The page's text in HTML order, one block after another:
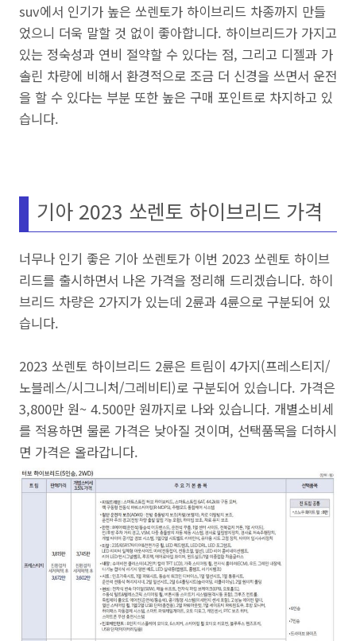
suv에서 인기가 높은 쏘렌토가 하이브리드 차종까지 만들
었으니 더욱 말할 것 없이 좋아합니다. 하이브리드가 가지고
있는 정숙성과 연비 절약할 수 있다는 점, 그리고 디젤과 가
솔린 차량에 비해서 환경적으로 조금 더 신경을 쓰면서 운전
을 할 수 있다는 부분 또한 높은 구매 포인트로 차지하고 있
습니다.
기아 2023 쏘렌토 하이브리드 가격
너무나 인기 좋은 기아 쏘렌토가 이번 2023 쏘렌토 하이브
리드를 출시하면서 나온 가격을 정리해 드리겠습니다. 하이
브리드 차량은 2가지가 있는데 2륜과 4륜으로 구분되어 있
습니다.
2023 쏘렌토 하이브리드 2륜은 트림이 4가지(프레스티지/
노블레스/시그니처/그레비티)로 구분되어 있습니다. 가격은
3,800만 원~ 4.500만 원까지로 나와 있습니다. 개별소비세
를 적용하면 물론 가격은 낮아질 것이며, 선택품목을 더하시
면 가격은 올라갑니다.